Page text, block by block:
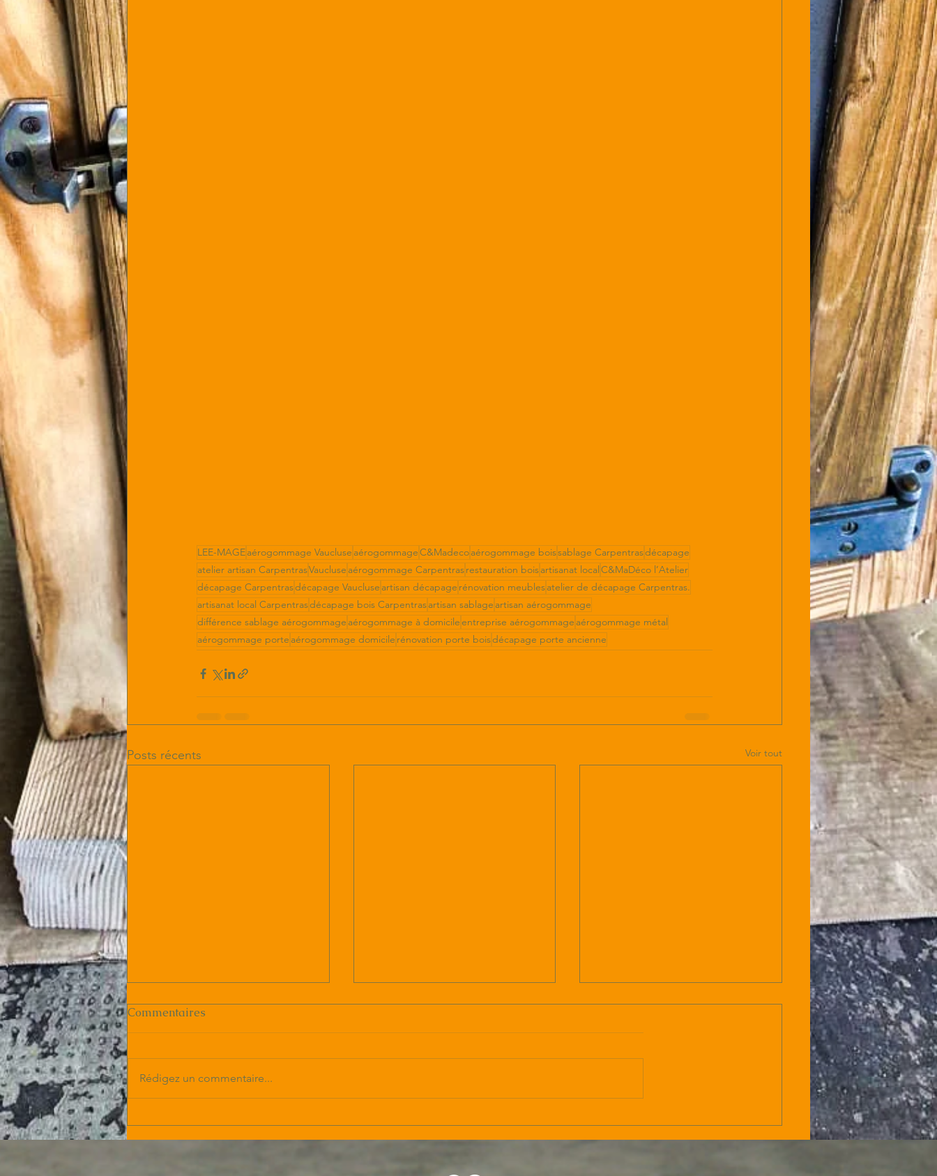
LEE-MAGEaérogommage Vaucluse aérogommageC&Madecoaérogommage boissablage Carpentrasdécapage
atelier artisan CarpentrasVaucluse aérogommage Carpentrasrestauration boisartisanat localC&MaDéco l’Atelier
décapage Carpentrasdécapage Vaucluse artisan décapage rénovation meublesatelier de décapage Carpentras.
artisanat local Carpentrasdécapage bois Carpentrasartisan sablage artisan aérogommage
différence sablage aérogommage aérogommage à domicileentreprise aérogommage aérogommage métal
aérogommage porte aérogommage domicile rénovation porte boisdécapage porte ancienne
Posts récents Voir tout
ancien : et si on voyait plus
pierre : la solution douce
mobilier d'extérieur après
Commentaires
Rédigez un commentaire...